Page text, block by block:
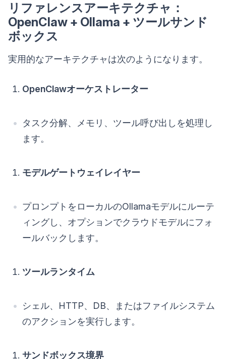
リファレンスアーキテクチャ：
OpenClaw + Ollama + ツールサンド
ボックス
実用的なアーキテクチャは次のようになります。
OpenClawオーケストレーター
タスク分解、メモリ、ツール呼び出しを処理し
ます。
モデルゲートウェイレイヤー
プロンプトをローカルのOllamaモデルにルーテ
ィングし、オプションでクラウドモデルにフォ
ールバックします。
ツールランタイム
シェル、HTTP、DB、またはファイルシステム
のアクションを実行します。
サンドボックス境界